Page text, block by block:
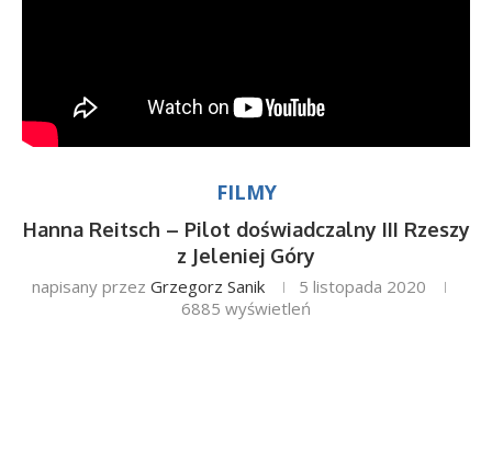
FILMY
Hanna Reitsch – Pilot doświadczalny III Rzeszy
z Jeleniej Góry
napisany przez Grzegorz Sanik
5 listopada 2020
6885 wyświetleń